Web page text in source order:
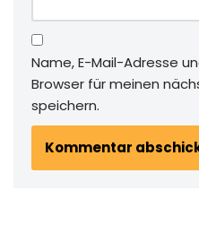
Name, E-Mail-Adresse
Browser für meinen
speichern.